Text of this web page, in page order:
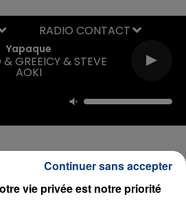
Yapaque
& GREEICY & STEVE
AOKI
RADIO CONTACT
vie privée est notre priorité
Continuer sans accepter